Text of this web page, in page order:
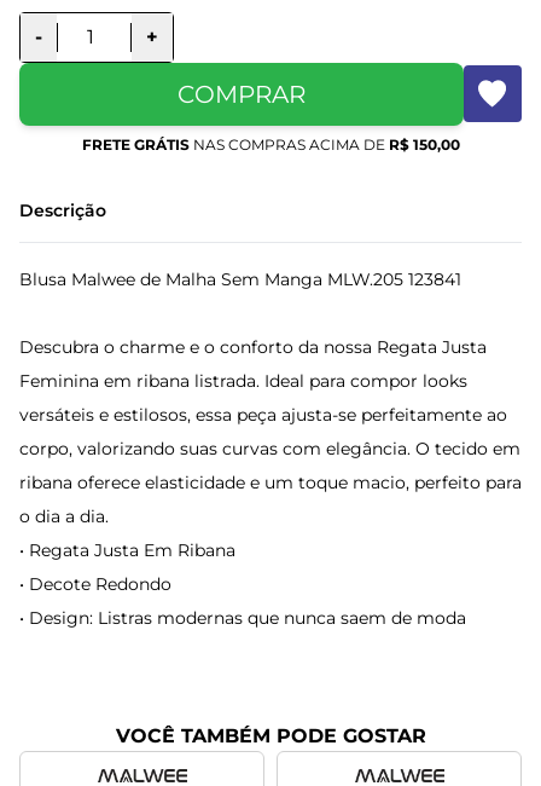
- +
COMPRAR
FRETE GRÁTISNAS COMPRAS ACIMA DE R$ 150,00
Descrição
Blusa Malwee de Malha Sem Manga MLW.205 123841
Descubra o charme e o conforto da nossa Regata Justa
Feminina em ribana listrada. Ideal para compor looks
versáteis e estilosos, essa peça ajusta-se perfeitamente ao
corpo, valorizando suas curvas com elegância. O tecido em
ribana oferece elasticidade e um toque macio, perfeito para
o dia a dia.
• Regata Justa Em Ribana
• Decote Redondo
• Design: Listras modernas que nunca saem de moda
VOCÊ TAMBÉM PODE GOSTAR